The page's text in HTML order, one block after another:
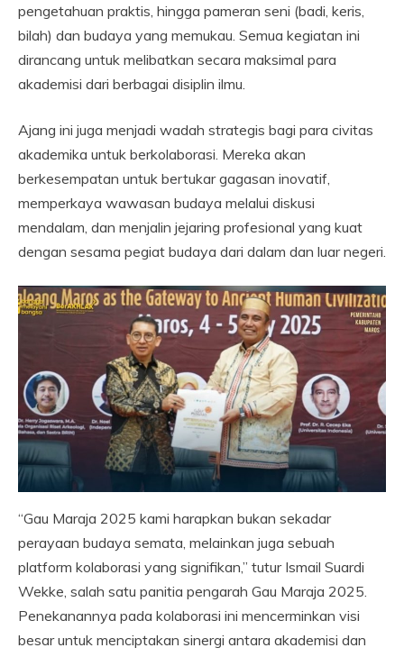
pengetahuan praktis, hingga pameran seni (badi, keris,
bilah) dan budaya yang memukau. Semua kegiatan ini
dirancang untuk melibatkan secara maksimal para
akademisi dari berbagai disiplin ilmu.
Ajang ini juga menjadi wadah strategis bagi para civitas
akademika untuk berkolaborasi. Mereka akan
berkesempatan untuk bertukar gagasan inovatif,
memperkaya wawasan budaya melalui diskusi
mendalam, dan menjalin jejaring profesional yang kuat
dengan sesama pegiat budaya dari dalam dan luar negeri.
“Gau Maraja 2025 kami harapkan bukan sekadar
perayaan budaya semata, melainkan juga sebuah
platform kolaborasi yang signifikan,” tutur Ismail Suardi
Wekke, salah satu panitia pengarah Gau Maraja 2025.
Penekanannya pada kolaborasi ini mencerminkan visi
besar untuk menciptakan sinergi antara akademisi dan